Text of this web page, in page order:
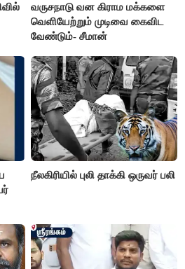
வருசநாடு வன கிராம மக்களை
வெளியேற்றும் முடிவை கைவிட
வேண்டும்- சீமான்
நீலகிரியில் புலி தாக்கி ஒருவர் பலி